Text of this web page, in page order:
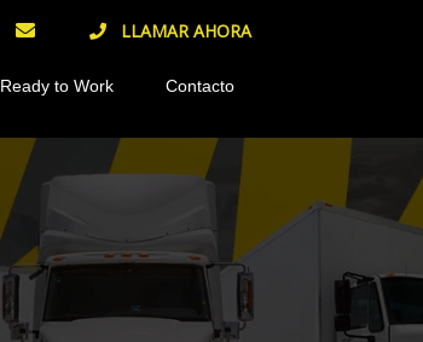
LLAMAR AHORA
Ready to Work Contacto